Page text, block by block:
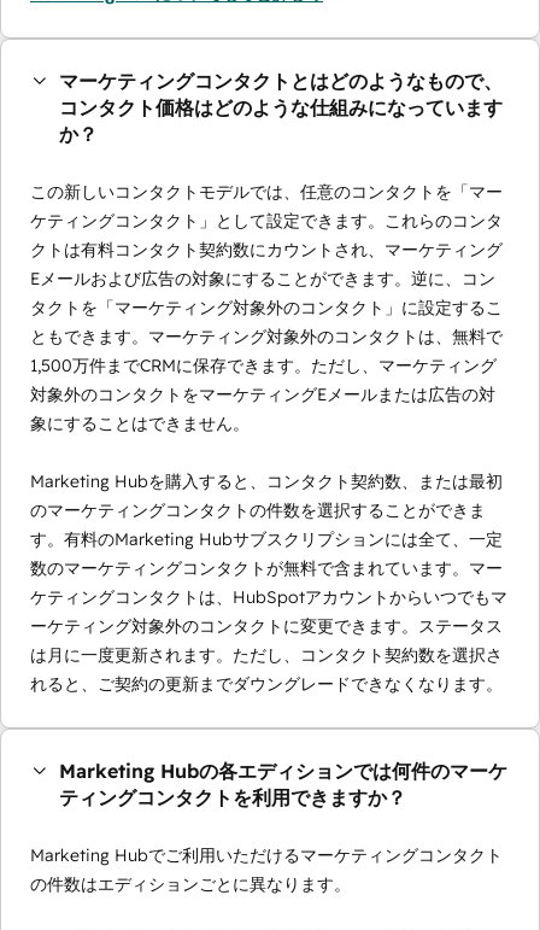
マーケティングコンタクトとはどのようなもので、
コンタクト価格はどのような仕組みになっています
か？
この新しいコンタクトモデルでは、任意のコンタクトを「マー
ケティングコンタクト」として設定できます。これらのコンタ
クトは有料コンタクト契約数にカウントされ、マーケティング
Eメールおよび広告の対象にすることができます。逆に、コン
タクトを「マーケティング対象外のコンタクト」に設定するこ
ともできます。マーケティング対象外のコンタクトは、無料で
1,500万件までCRMに保存できます。ただし、マーケティング
対象外のコンタクトをマーケティングEメールまたは広告の対
象にすることはできません。
Marketing Hubを購入すると、コンタクト契約数、または最初
のマーケティングコンタクトの件数を選択することができま
す。有料のMarketing Hubサブスクリプションには全て、一定
数のマーケティングコンタクトが無料で含まれています。マー
ケティングコンタクトは、HubSpotアカウントからいつでもマ
ーケティング対象外のコンタクトに変更できます。ステータス
は月に一度更新されます。ただし、コンタクト契約数を選択さ
れると、ご契約の更新までダウングレードできなくなります。
Marketing Hubの各エディションでは何件のマーケ
ティングコンタクトを利用できますか？
Marketing Hubでご利用いただけるマーケティングコンタクト
の件数はエディションごとに異なります。